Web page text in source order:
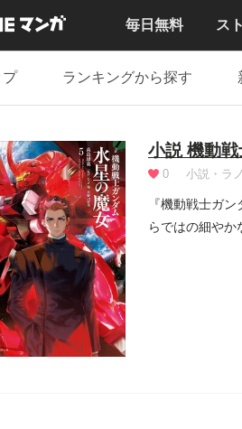
毎日無料 ス
プ ランキングから探す
小説 機動
0 小説・ラ
『機動戦士ガ
らではの細やか